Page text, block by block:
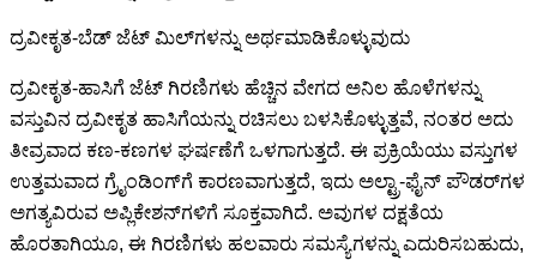
ದ್ರವೀಕೃತ-ಬೆಡ್ ಜೆಟ್ ಮಿಲ್‌ಗಳನ್ನು ಅರ್ಥಮಾಡಿಕೊಳ್ಳುವುದು
ದ್ರವೀಕೃತ-ಹಾಸಿಗೆ ಜೆಟ್ ಗಿರಣಿಗಳು ಹೆಚ್ಚಿನ ವೇಗದ ಅನಿಲ ಹೊಳೆಗಳನ್ನು
ವಸ್ತುವಿನ ದ್ರವೀಕೃತ ಹಾಸಿಗೆಯನ್ನು ರಚಿಸಲು ಬಳಸಿಕೊಳ್ಳುತ್ತವೆ, ನಂತರ ಅದು
ತೀವ್ರವಾದ ಕಣ-ಕಣಗಳ ಘರ್ಷಣೆಗೆ ಒಳಗಾಗುತ್ತದೆ. ಈ ಪ್ರಕ್ರಿಯೆಯು ವಸ್ತುಗಳ
ಉತ್ತಮವಾದ ಗ್ರೈಂಡಿಂಗ್‌ಗೆ ಕಾರಣವಾಗುತ್ತದೆ, ಇದು ಅಲ್ಟ್ರಾ-ಫೈನ್ ಪೌಡರ್‌ಗಳ
ಅಗತ್ಯವಿರುವ ಅಪ್ಲಿಕೇಶನ್‌ಗಳಿಗೆ ಸೂಕ್ತವಾಗಿದೆ. ಅವುಗಳ ದಕ್ಷತೆಯ
ಹೊರತಾಗಿಯೂ, ಈ ಗಿರಣಿಗಳು ಹಲವಾರು ಸಮಸ್ಯೆಗಳನ್ನು ಎದುರಿಸಬಹುದು,